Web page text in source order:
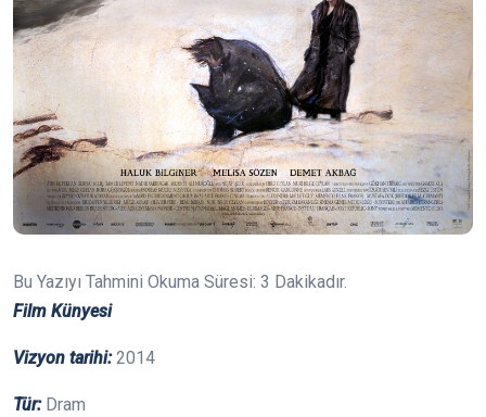
Bu Yazıyı Tahmini Okuma Süresi: 3 Dakikadır.
Film Künyesi
Vizyon tarihi:2014
Tür:Dram